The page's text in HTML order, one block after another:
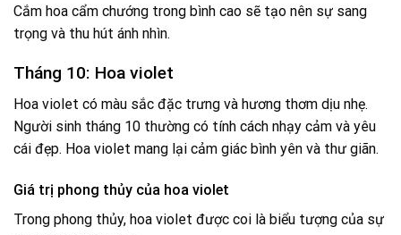
Cắm hoa cẩm chướng trong bình cao sẽ tạo nên sự sang
trọng và thu hút ánh nhìn.
Tháng 10: Hoa violet
Hoa violet có màu sắc đặc trưng và hương thơm dịu nhẹ.
Người sinh tháng 10 thường có tính cách nhạy cảm và yêu
cái đẹp. Hoa violet mang lại cảm giác bình yên và thư giãn.
Giá trị phong thủy của hoa violet
Trong phong thủy, hoa violet được coi là biểu tượng của sự